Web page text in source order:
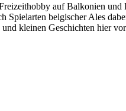
auf Balkonien
belgischer Ales
kleinen Geschichten hier